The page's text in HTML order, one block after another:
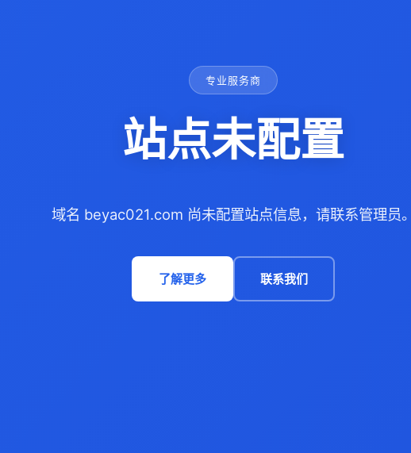
专业服务商
站点未配置
域名 beyac021.com 尚未配置站点信息，请联系管理员
了解更多 联系我们